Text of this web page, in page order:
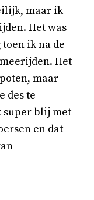
maar ik
Het was
ik na de
Het
maar
des te
super blij met
en dat